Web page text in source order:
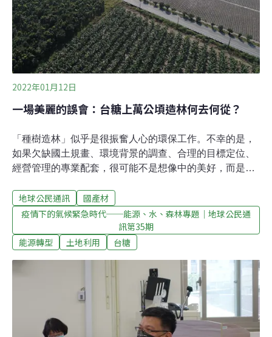
萬9000多公頃，75%為農地，優良農地佔2萬多公頃。過
程牽涉許多原住民、原墾
2022年01月12日
一場美麗的誤會：台糖上萬公頃造林何去何從？
「種樹造林」似乎是很振奮人心的環保工作。不幸的是，
如果欠缺國土規畫、環境背景的調查、合理的目標定位、
經營管理的專業配套，很可能不是想像中的美好，而是一
平地造林因為要引入太陽光電計畫，「砍樹」發展「綠
能」，似乎成了另一個爭議的戰場。但這件事不應該淪為
如此簡化的二元對立，必需先了解平地造林政策的歷史脈
胳及現況，做為討論的基礎。一場期限20年的森林夢，起
然林，而是台糖公司從1997年開始配合政府推動全民造林
（林務局）、平地造林（林務局）、環保林園大道（環保
署）等造林獎助政策[1]，所種出來的人工林。政府平地造
林獎助為期20年，私有農地每公頃共補助58.4萬元，後來
加碼到240萬元，國營事業則是每公頃共補助25萬元，後
地球公民通訊
國產材
疫情下的氣候緊急時代──能源、水、森林專題｜地球公民通
訊第35期
能源轉型
土地利用 台糖